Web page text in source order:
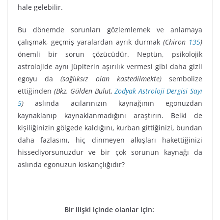
hale gelebilir.
Bu dönemde sorunları gözlemlemek ve anlamaya
çalışmak, geçmiş yaralardan ayrık durmak (Chiron 135)
önemli bir sorun çözücüdür. Neptün, psikolojik
astrolojide aynı Jüpiterin aşırılık vermesi gibi daha gizli
egoyu da(sağlıksız olan kastedilmekte)sembolize
ettiğinden (Bkz. Gülden Bulut,Zodyak Astroloji Dergisi Sayı
5) aslında acılarınızın kaynağının egonuzdan
kaynaklanıp kaynaklanmadığını araştırın. Belki de
kişiliğinizin gölgede kaldığını, kurban gittiğinizi, bundan
daha fazlasını, hiç dinmeyen alkışları hakettiğinizi
hissediyorsunuzdur ve bir çok sorunun kaynağı da
aslında egonuzun kıskançlığıdır?
Bir ilişki içinde olanlar için: